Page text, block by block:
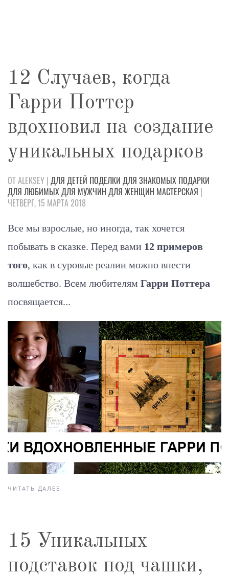
12 Случаев, когда
Гарри Поттер
вдохновил на создание
уникальных подарков
ОТ ALEKSEY | ДЛЯ ДЕТЕЙ ПОДЕЛКИ ДЛЯ ЗНАКОМЫХ ПОДАРКИ
ДЛЯ ЛЮБИМЫХДЛЯ МУЖЧИН ДЛЯ ЖЕНЩИН МАСТЕРСКАЯ |
ЧЕТВЕРГ, 15 МАРТА 2018
Все мы взрослые, но иногда, так хочется
побывать в сказке. Перед вами 12 примеров
того, как в суровые реалии можно внести
волшебство. Всем любителям Гарри Поттера
посвящается...
ЧИТАТЬ ДАЛЕЕ
15 Уникальных
подставок под чашки,